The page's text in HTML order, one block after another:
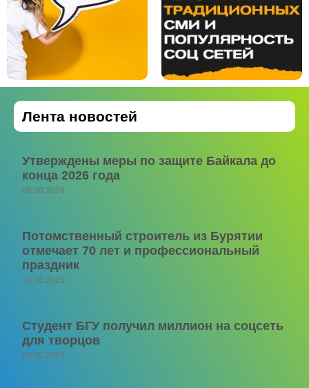
Лента новостей
Утверждены меры по защите Байкала до
конца 2026 года
06.08.2026
Потомственный строитель из Бурятии
отмечает 70 лет и профессиональный
праздник
06.08.2026
Студент БГУ получил миллион на соцсеть
для творцов
06.08.2026